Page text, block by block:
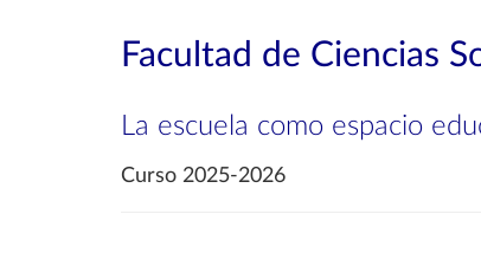
Facultad de Ciencias
La escuela como espacio
Curso 2025-2026